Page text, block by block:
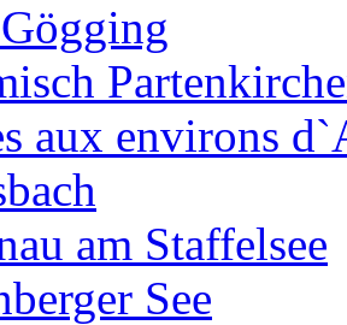
aux environs
am Staffelsee
See